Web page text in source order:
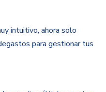
intuitivo, ahora solo
para gestionar tus